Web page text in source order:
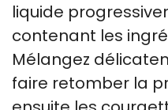
liquide
contenant les
Mélangez
faire retomber la